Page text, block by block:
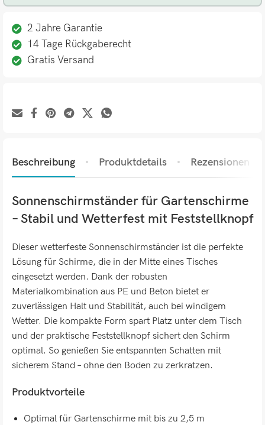
2 Jahre Garantie
14 Tage Rückgaberecht
Gratis Versand
Beschreibung Produktdetails Rezensionen (0)
Sonnenschirmständer für Gartenschirme
– Stabil und Wetterfest mit Feststellknopf
Dieser wetterfeste Sonnenschirmständer ist die perfekte
Lösung für Schirme, die in der Mitte eines Tisches
eingesetzt werden. Dank der robusten
Materialkombination aus PE und Beton bietet er
zuverlässigen Halt und Stabilität, auch bei windigem
Wetter. Die kompakte Form spart Platz unter dem Tisch
und der praktische Feststellknopf sichert den Schirm
optimal. So genießen Sie entspannten Schatten mit
sicherem Stand – ohne den Boden zu zerkratzen.
Produktvorteile
Optimal für Gartenschirme mit bis zu 2,5 m